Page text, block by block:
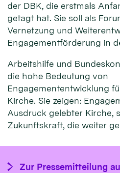
der DBK, die erstmals
getagt hat. Sie soll als
Vernetzung und
Engagementförderung in
Arbeitshilfe und
die hohe Bedeutung von
Engagemententwicklung
Kirche. Sie zeigen:
Ausdruck gelebter Kirche,
Zukunftskraft, die weiter
Zur Pressemitteilung